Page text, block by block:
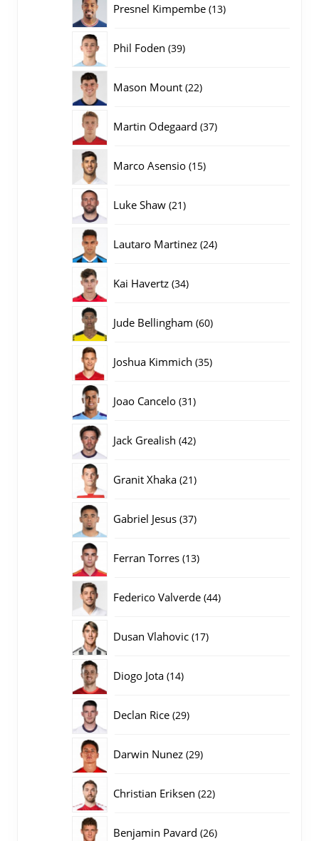
Presnel Kimpembe 1313
Phil Foden 3939
Mason Mount 2222
Martin Odegaard 3737
Marco Asensio 1515
Luke Shaw 2121
Lautaro Martinez 2424
Kai Havertz 3434
Jude Bellingham 6060
Joshua Kimmich 3535
Joao Cancelo 3131
Jack Grealish 4242
Granit Xhaka 2121
Gabriel Jesus 3737
Ferran Torres 1313
Federico Valverde 4444
Dusan Vlahovic 1717
Diogo Jota 1414
Declan Rice 2929
Darwin Nunez 2929
Christian Eriksen 2222
Benjamin Pavard 2626